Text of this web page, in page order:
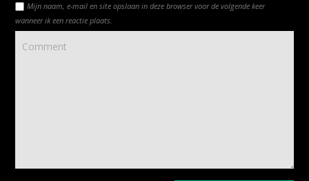
Mijn naam, e-mail en site opslaan in deze browser voor de volgende keer
wanneer ik een reactie plaats.